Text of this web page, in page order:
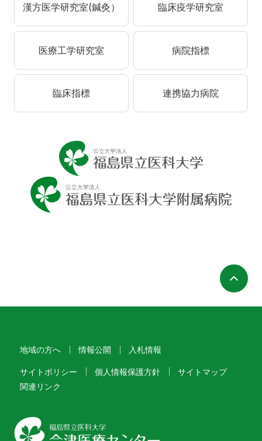
漢方医学研究室(鍼灸） 臨床疫学研究室
医療工学研究室 病院指標
臨床指標 連携協力病院
地域の方へ 情報公開 入札情報
サイトポリシー 個人情報保護方針
サイトマップ
関連リンク